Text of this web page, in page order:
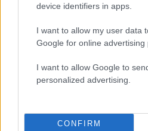
device identifiers in apps.
I want to allow my user data
Google for online advertising
I want to allow Google to
personalized advertising.
CONFIRM
Σίντνεϊ Τάουλ:
σταρ του TikTok –
με τον καρκίνο
Μεταφορές χρημάτων:
θεωρηθούν δωρεές
– Τι ισχυεί για τις
Πιο